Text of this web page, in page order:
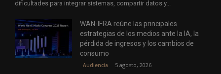
dificultades para integrar sistemas, compartir datos y...
WAN-IFRA reúne las principales
estrategias de los medios ante la IA, la
pérdida de ingresos y los cambios de
consumo
Audiencia 5 agosto, 2026